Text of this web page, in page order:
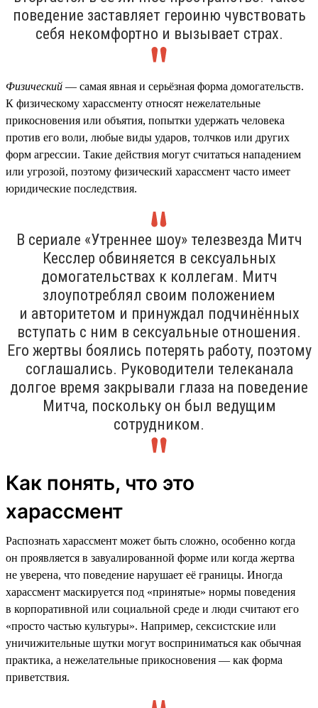
поведение заставляет героиню чувствовать
себя некомфортно и вызывает страх.
Физический — самая явная и серьёзная форма домогательств.
К физическому харассменту относят нежелательные
прикосновения или объятия, попытки удержать человека
против его воли, любые виды ударов, толчков или других
форм агрессии. Такие действия могут считаться нападением
или угрозой, поэтому физический харассмент часто имеет
юридические последствия.
В сериале «Утреннее шоу» телезвезда Митч
Кесслер обвиняется в сексуальных
домогательствах к коллегам. Митч
злоупотреблял своим положением
и авторитетом и принуждал подчинённых
вступать с ним в сексуальные отношения.
Его жертвы боялись потерять работу, поэтому
соглашались. Руководители телеканала
долгое время закрывали глаза на поведение
Митча, поскольку он был ведущим
сотрудником.
Как понять, что это
харассмент
Распознать харассмент может быть сложно, особенно когда
он проявляется в завуалированной форме или когда жертва
не уверена, что поведение нарушает её границы. Иногда
харассмент маскируется под «принятые» нормы поведения
в корпоративной или социальной среде и люди считают его
«просто частью культуры». Например, сексистские или
уничижительные шутки могут восприниматься как обычная
практика, а нежелательные прикосновения — как форма
приветствия.